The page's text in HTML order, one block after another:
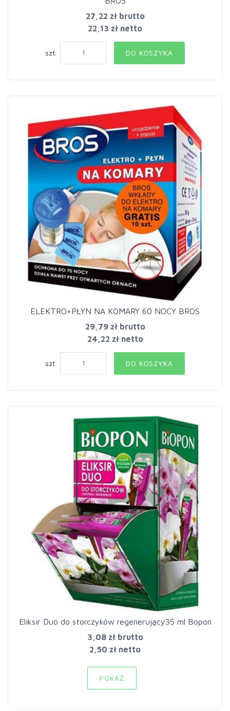
27,22 złbrutto
22,13 zł netto
szt. DO KOSZYKA
ELEKTRO+PŁYN NA KOMARY 60 NOCY BROS
29,79 złbrutto
24,22 zł netto
szt. DO KOSZYKA
Eliksir Duo do storczyków regenerujący35 ml Bopon
3,08 złbrutto
2,50 zł netto
POKAŻ